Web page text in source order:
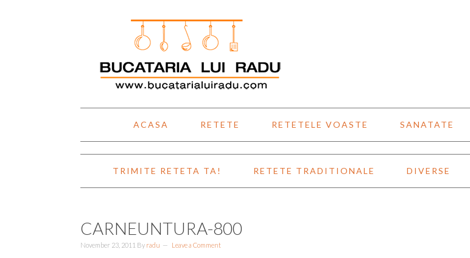
ACASA RETETE RETETELE VOASTE SANATATE
TRIMITE RETETA TA! RETETE TRADITIONALE DIVERSE
CARNEUNTURA-800
November 23, 2011 By radu Leave a Comment